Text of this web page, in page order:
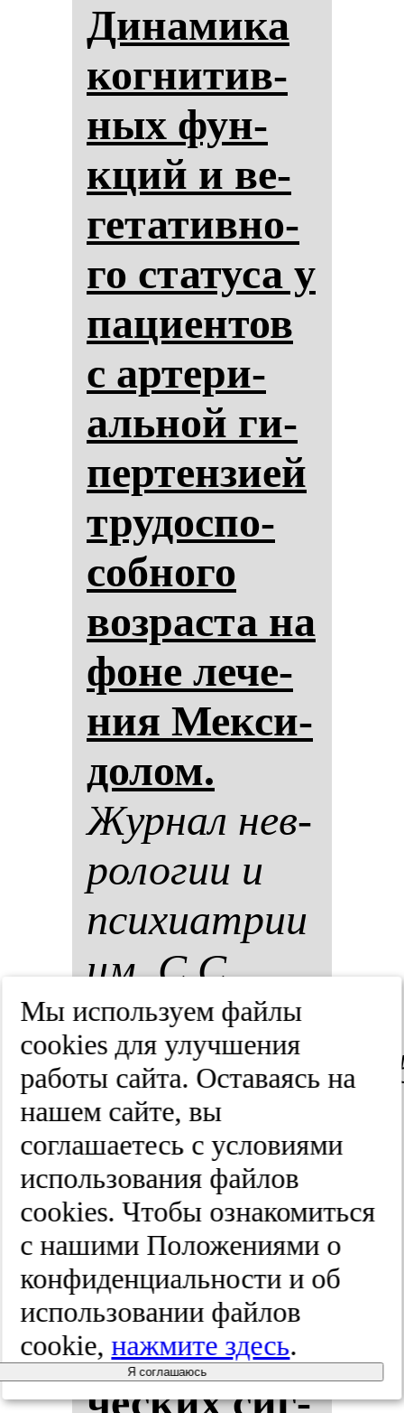
Ди­на­ми­ка
ког­ни­тив­
ных фун­
кций и ве­
ге­та­тив­но­
го ста­ту­са у
па­ци­ен­тов
с ар­те­ри­
аль­ной ги­
пер­тен­зи­ей
тру­дос­по­
соб­но­го
воз­рас­та на
фо­не ле­че­
ния Мек­си­
до­лом.
Жур­нал нев­
ро­ло­гии и
пси­хи­ат­рии
им. С.С.
Кор­са­ко­ва.
2025;(12):100-
Гар­мо­ни­
чес­кий
ана­лиз
элек­тро­фи­
зи­оло­ги­
чес­ких сиг­
Мы используем файлы
cооkies для улучшения
работы сайта. Оставаясь на
нашем сайте, вы
соглашаетесь с условиями
использования файлов
cооkies. Чтобы ознакомиться
с нашими Положениями о
конфиденциальности и об
использовании файлов
cookie,нажмите здесь.
Я соглашаюсь